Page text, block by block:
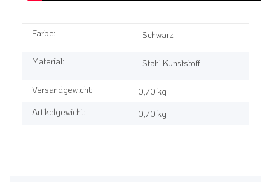
Farbe: Schwarz
Material: Stahl,Kunststoff
Versandgewicht:
0,70 kg
Artikelgewicht:
0,70 kg